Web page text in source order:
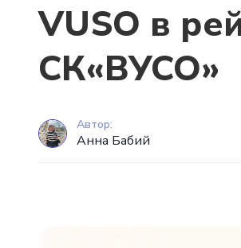
VUSO в
СК«ВУСО»
Автор:
Анна Бабий